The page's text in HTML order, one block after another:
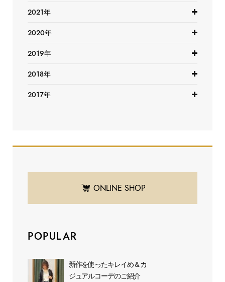
2021年
2020年
2019年
2018年
2017年
ONLINE SHOP
POPULAR
新作を使ったキレイめ＆カ
ジュアルコーデのご紹介